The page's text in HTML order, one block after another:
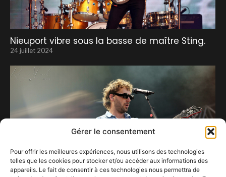
Gérer le consentement
Pour offrir les meilleures expériences, nous utilisons des technologies
telles que les cookies pour stocker et/ou accéder aux informations des
appareils. Le fait de consentir à ces technologies nous permettra de
Nieuport vibre sous la basse de maître Sting.
24 juillet 2024